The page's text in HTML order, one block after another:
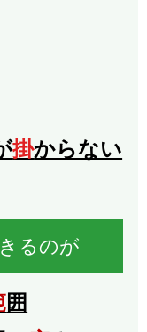
掛からない
るのが
囲